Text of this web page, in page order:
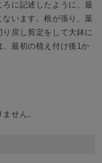
に記述したように、最
います。根が張り、葉
戻し剪定をして大鉢に
最初の植え付け後1か
せん。